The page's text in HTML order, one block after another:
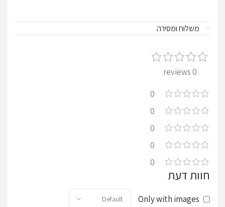
משלוח ומסירה
0 reviews
0
0
0
0
0
חוות דעת
Only with images